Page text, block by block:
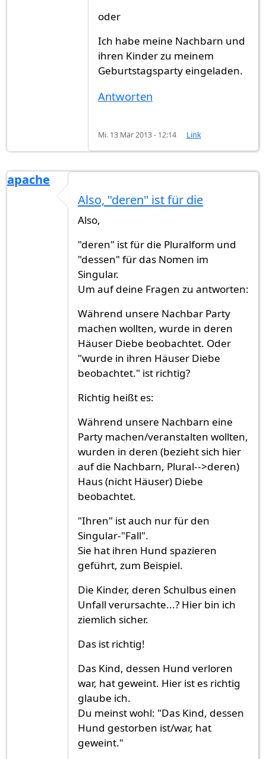
oder
Ich habe meine Nachbarn und
ihren Kinder zu meinem
Geburtstagsparty eingeladen.
Antworten
Mi. 13 Mär 2013 - 12:14 Link
apache
Also, "deren" ist für die
Also,
"deren" ist für die Pluralform und
"dessen" für das Nomen im
Singular.
Um auf deine Fragen zu antworten:
Während unsere Nachbar Party
machen wollten, wurde in deren
Häuser Diebe beobachtet. Oder
"wurde in ihren Häuser Diebe
beobachtet." ist richtig?
Richtig heißt es:
Während unsere Nachbarn eine
Party machen/veranstalten wollten,
wurden in deren (bezieht sich hier
auf die Nachbarn, Plural-->deren)
Haus (nicht Häuser) Diebe
beobachtet.
"Ihren" ist auch nur für den
Singular-"Fall".
Sie hat ihren Hund spazieren
geführt, zum Beispiel.
Die Kinder, deren Schulbus einen
Unfall verursachte...? Hier bin ich
ziemlich sicher.
Das ist richtig!
Das Kind, dessen Hund verloren
war, hat geweint. Hier ist es richtig
glaube ich.
Du meinst wohl: "Das Kind, dessen
Hund gestorben ist/war, hat
geweint."